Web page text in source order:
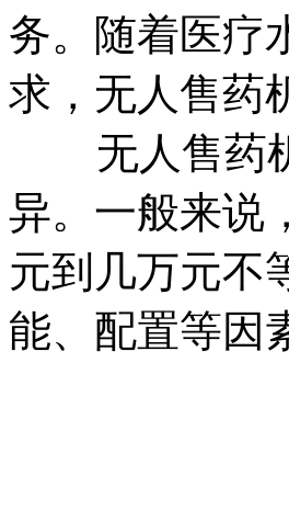
务。随着医疗
求，无人售药
无人售药机
异。一般来说
元到几万元不
能、配置等因